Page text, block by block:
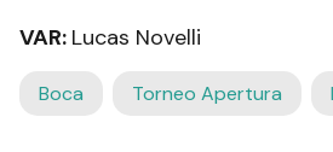
VAR: Lucas Novelli
Boca Torneo Apertura